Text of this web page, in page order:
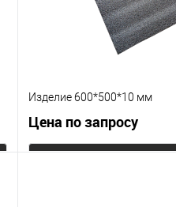
Изделие 600*500*10 мм
Цена по запросу